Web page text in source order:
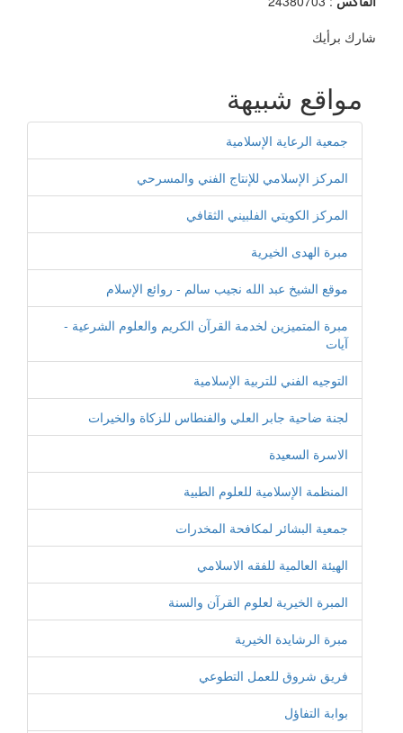
شارك برأيك
مواقع شبيهة
جمعية الرعاية الإسلامية
المركز الإسلامي للإنتاج الفني والمسرحي
المركز الكويتي الفلبيني الثقافي
مبرة الهدى الخيرية
موقع الشيخ عبد الله نجيب سالم - روائع الإسلام
مبرة المتميزين لخدمة القرآن الكريم والعلوم الشرعية -
آيات
التوجيه الفني للتربية الإسلامية
لجنة ضاحية جابر العلي والفنطاس للزكاة والخيرات
الاسرة السعيدة
المنظمة الإسلامية للعلوم الطبية
جمعية البشائر لمكافحة المخدرات
الهيئة العالمية للفقه الاسلامي
المبرة الخيرية لعلوم القرآن والسنة
مبرة الرشايدة الخيرية
فريق شروق للعمل التطوعي
بوابة التفاؤل